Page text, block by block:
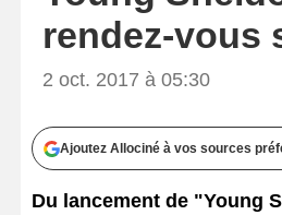
rendez-vous
2 oct. 2017 à 05:30
Ajoutez Allociné à vos sources
Du lancement de "Young